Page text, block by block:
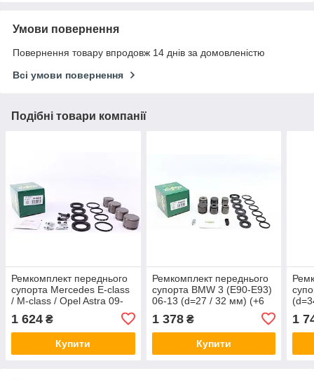
Умови повернення
Повернення товару впродовж 14 днів за домовленістю
Всі умови повернення
Подібні товари компанії
Ремкомплект переднього
супорта Mercedes E-class
/ M-class / Opel Astra 09-
(d=40 / 44 мм) (Brembo)
(+4 поршня) Frenkit
240919
1 624 ₴
Купити
Ремкомплект переднього
супорта BMW 3 (E90-E93)
06-13 (d=27 / 32 мм) (+6
поршнів) (Brembo) Frenkit
228905
1 378₴
Купити
1